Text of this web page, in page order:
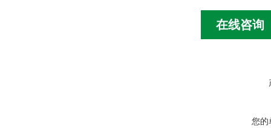
在线咨询
您的